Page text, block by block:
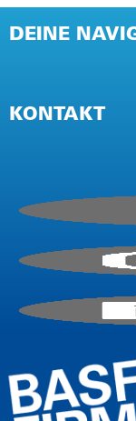
DEINE
PRESSE
KONTAKT
Telefon: +